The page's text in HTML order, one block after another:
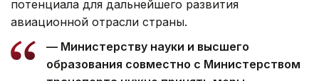
потенциала для дальнейшего развития
авиационной отрасли страны.
— Министерству науки и высшего
образования совместно с Министерством